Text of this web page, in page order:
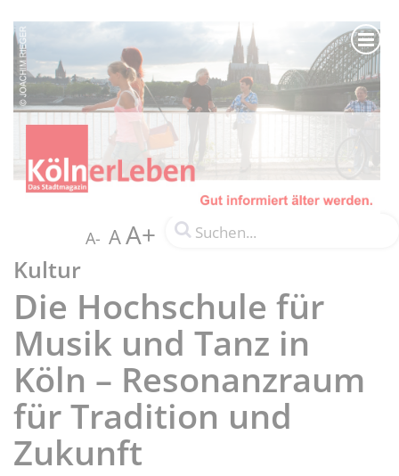
A- AA+
Kultur
Die Hochschule für
Musik und Tanz in
Köln – Resonanzraum
für Tradition und
Zukunft